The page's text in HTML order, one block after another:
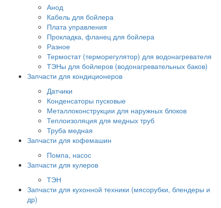
Анод
Кабель для бойлера
Плата управления
Прокладка, фланец для бойлера
Разное
Термостат (терморегулятор) для водонагревателя
ТЭНы для бойлеров (водонагревательных баков)
Запчасти для кондиционеров
Датчики
Конденсаторы пусковые
Металлоконструкции для наружных блоков
Теплоизоляция для медных труб
Труба медная
Запчасти для кофемашин
Помпа, насос
Запчасти для кулеров
ТЭН
Запчасти для кухонной техники (мясорубки, блендеры и
др)